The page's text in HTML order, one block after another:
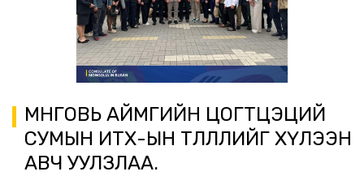
ӨМНӨГОВЬ АЙМГИЙН ЦОГТЦЭЦИЙ
СУМЫН ИТХ-ЫН ТӨЛӨӨЛЛИЙГ ХҮЛЭЭН
АВЧ УУЛЗЛАА.